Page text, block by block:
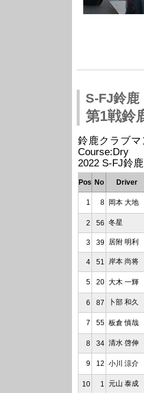
S-FJ鈴鹿
第1戦鈴
鈴鹿クラブマ
Course:Dry
2022 S-FJ鈴
Pos No Driver
1
8 岡本 大地
2
56 冬星
3
39 居附 明利
4
51 岸本 尚将
5
20 大木 一輝
6
87 卜部 和久
7
55 板倉 慎哉
8
34 清水 啓伸
9
12 小川 涼介
10
1 元山 泰成